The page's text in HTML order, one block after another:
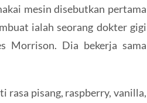
mesin disebutkan pertama
ialah seorang dokter gigi
Morrison. Dia bekerja sama
rasa pisang, raspberry, vanilla,